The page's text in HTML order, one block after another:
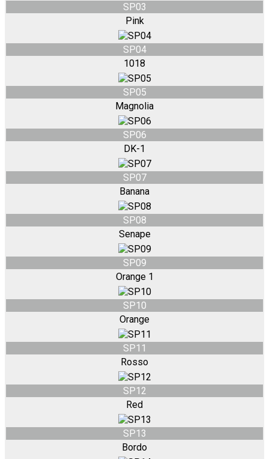
SP03
Pink
SP04
1018
SP05
Magnolia
SP06
DK-1
SP07
Banana
SP08
Senape
SP09
Orange 1
SP10
Orange
SP11
Rosso
SP12
Red
SP13
Bordo